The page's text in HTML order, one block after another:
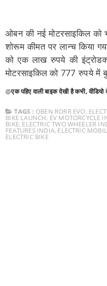
ओबन की नई मोटरसाइकिल
शोरूम कीमत पर लान्च किया
को एक लाख रुपये की
मोटरसाइकिल को 777 रुपये में
@एक पहिए वाली बाइक देखी है कभी,
TAGS : OBEN RORR EVO,
BIKE LAUNCH, EV MOTORCYCLE
BIKE, ELECTRIC TWO WHEELER
FEATURES INDIA, ELECTRIC
ELECTRIC BIKE